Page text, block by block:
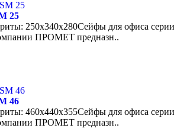
25
250x340x280Сейфы для офиса серии
ПРОМЕТ предназн..
46
460x440x355Сейфы для офиса серии
ПРОМЕТ предназн..